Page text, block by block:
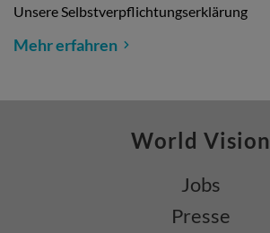
Unsere Selbstverpflichtungserklärung
Mehr erfahren
World Vision
Jobs
Presse